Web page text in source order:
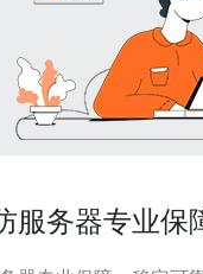
服务器专业保